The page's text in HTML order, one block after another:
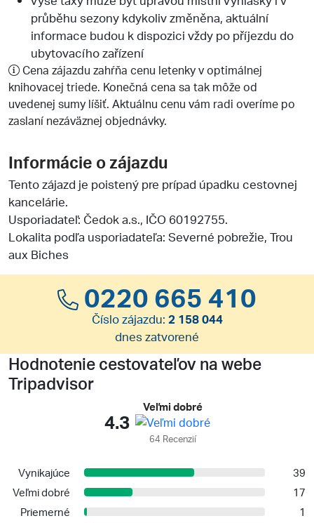
průběhu sezony kdykoliv změněna, aktuální
informace budou k dispozici vždy po příjezdu do
ubytovacího zařízení
Cena zájazdu zahŕňa cenu letenky v optimálnej
knihovacej triede. Konečná cena sa tak môže od
uvedenej sumy líšiť. Aktuálnu cenu vám radi overíme po
zaslaní nezáväznej objednávky.
Informácie o zájazdu
Tento zájazd je poistený pre prípad úpadku cestovnej
kancelárie.
Usporiadateľ: Čedok a.s., IČO 60192755.
Lokalita podľa usporiadateľa: Severné pobrežie, Trou
aux Biches
0220 665 410
Číslo zájazdu: 2 158 044
dnes zatvorené
Hodnotenie cestovateľov na webe
Tripadvisor
4.3
Veľmi dobré
64 Recenzií
Vynikajúce
39
Veľmi dobré
17
Priemerné
1